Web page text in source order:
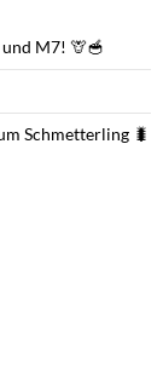
M7! 🦒🥣
Schmetterling 🐛